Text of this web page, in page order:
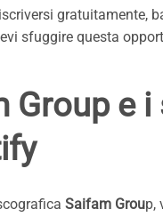
gratuitamente,
sfuggire questa
Group e
Saifam Group,